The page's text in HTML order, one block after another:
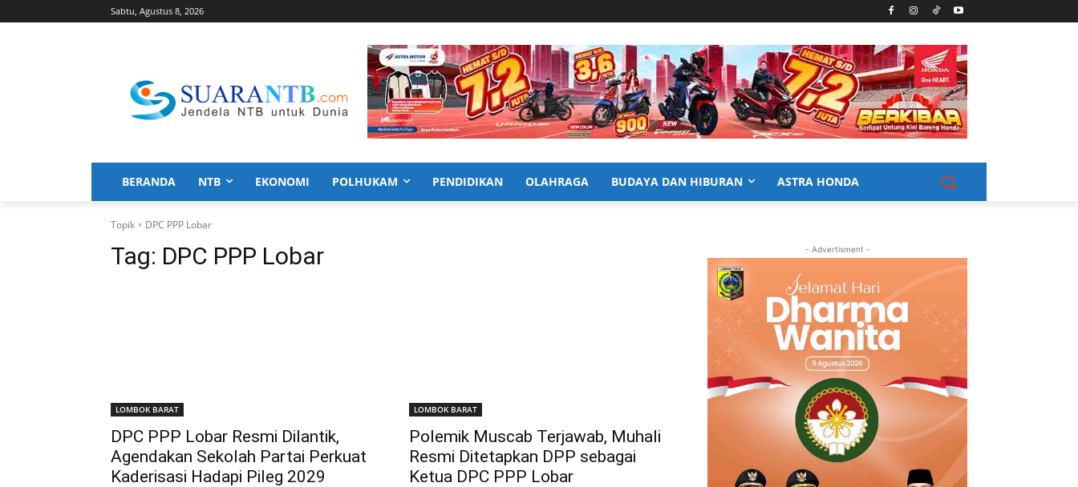
Sabtu, Agustus 8, 2026
BERANDA NTB EKONOMI POLHUKAM PENDIDIKAN OLAHRAGA BUDAYA DAN HIBURAN ASTRA HONDA
Topik DPC PPP Lobar
Tag: DPC PPP Lobar
LOMBOK BARAT
DPC PPP Lobar Resmi Dilantik,
Agendakan Sekolah Partai Perkuat
Kaderisasi Hadapi Pileg 2029
LOMBOK BARAT
Polemik Muscab Terjawab, Muhali
Resmi Ditetapkan DPP sebagai
Ketua DPC PPP Lobar
- Advertisment -